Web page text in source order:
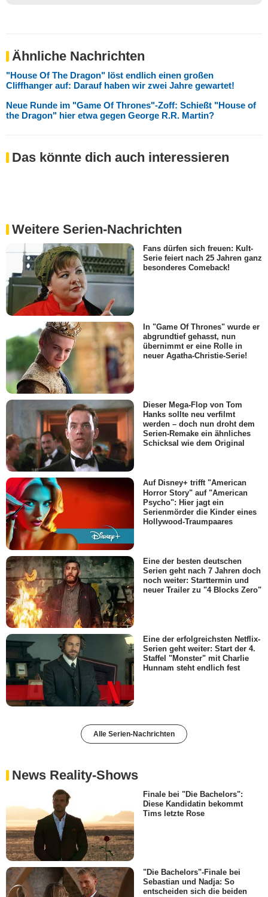
Ähnliche Nachrichten
"House Of The Dragon" löst endlich einen großen
Cliffhanger auf: Darauf haben wir zwei Jahre gewartet!
Neue Runde im "Game Of Thrones"-Zoff: Schießt "House of
the Dragon" hier etwa gegen George R.R. Martin?
Das könnte dich auch interessieren
Weitere Serien-Nachrichten
Fans dürfen sich freuen: Kult-
Serie feiert nach 25 Jahren ganz
besonderes Comeback!
In "Game Of Thrones" wurde er
abgrundtief gehasst, nun
übernimmt er eine Rolle in
neuer Agatha-Christie-Serie!
Dieser Mega-Flop von Tom
Hanks sollte neu verfilmt
werden – doch nun droht dem
Serien-Remake ein ähnliches
Schicksal wie dem Original
Auf Disney+ trifft "American
Horror Story" auf "American
Psycho": Hier jagt ein
Serienmörder die Kinder eines
Hollywood-Traumpaares
Eine der besten deutschen
Serien geht nach 7 Jahren doch
noch weiter: Starttermin und
neuer Trailer zu "4 Blocks Zero"
Eine der erfolgreichsten Netflix-
Serien geht weiter: Start der 4.
Staffel "Monster" mit Charlie
Hunnam steht endlich fest
Alle Serien-Nachrichten
News Reality-Shows
Finale bei "Die Bachelors":
Diese Kandidatin bekommt
Tims letzte Rose
"Die Bachelors"-Finale bei
Sebastian und Nadja: So
entscheiden sich die beiden